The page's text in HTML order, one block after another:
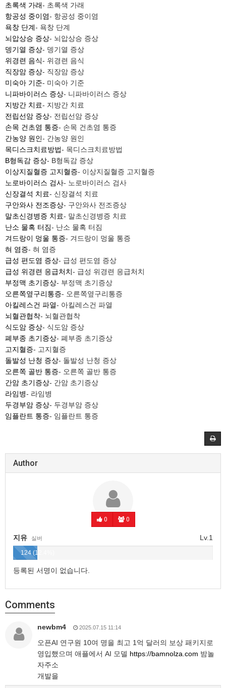
초록색 가래- 초록색 가래
항공성 중이염- 항공성 중이염
욕창 단계- 욕창 단계
뇌압상승 증상- 뇌압상승 증상
뎅기열 증상- 뎅기열 증상
위경련 음식- 위경련 음식
직장암 증상- 직장암 증상
미숙아 기준- 미숙아 기준
니파바이러스 증상- 니파바이러스 증상
지방간 치료- 지방간 치료
전립선암 증상- 전립선암 증상
손목 건초염 통증- 손목 건초염 통증
간농양 원인- 간농양 원인
목디스크치료방법- 목디스크치료방법
B형독감 증상- B형독감 증상
이상지질혈증 고지혈증- 이상지질혈증 고지혈증
노로바이러스 검사- 노로바이러스 검사
신장결석 치료- 신장결석 치료
구안와사 전조증상- 구안와사 전조증상
말초신경병증 치료- 말초신경병증 치료
난소 물혹 터짐- 난소 물혹 터짐
겨드랑이 멍울 통증- 겨드랑이 멍울 통증
혀 염증- 혀 염증
급성 편도염 증상- 급성 편도염 증상
급성 위경련 응급처치- 급성 위경련 응급처치
부정맥 초기증상- 부정맥 초기증상
오른쪽옆구리통증- 오른쪽옆구리통증
아킬레스건 파열- 아킬레스건 파열
뇌혈관협착- 뇌혈관협착
식도암 증상- 식도암 증상
폐부종 초기증상- 폐부종 초기증상
고지혈증- 고지혈증
돌발성 난청 증상- 돌발성 난청 증상
오른쪽 골반 통증- 오른쪽 골반 통증
간암 초기증상- 간암 초기증상
라임병- 라임병
두경부암 증상- 두경부암 증상
임플란트 통증- 임플란트 통증
Author
0 0
Lv.1
지유 실버
124 (12.4%)
등록된 서명이 없습니다.
Comments
newbm4 2025.07.15 11:14
오픈AI 연구원 10여 명을 최고 1억 달러의 보상 패키지로
영입했으며 애플에서 AI 모델 https://bamnolza.com 밤놀
자주소
개발을